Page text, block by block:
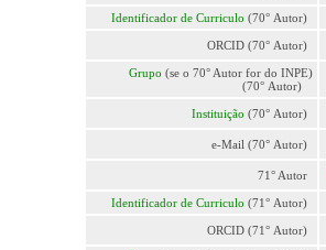
Identificador de Curriculo (70° Autor)
ORCID (70° Autor)
Grupo (se o 70° Autor for do INPE)
(70° Autor)
Instituição (70° Autor)
e-Mail (70° Autor)
71° Autor
Identificador de Curriculo (71° Autor)
ORCID (71° Autor)